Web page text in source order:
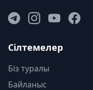
Сілтемелер
Біз туралы
Байланыс